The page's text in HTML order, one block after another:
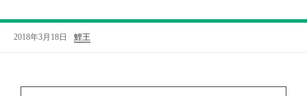
2018年3月18日 鯉王